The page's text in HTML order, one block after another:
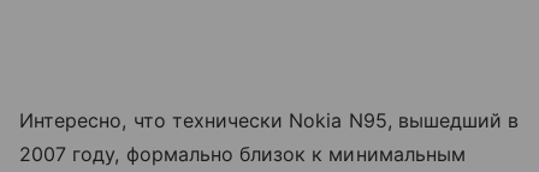
Интересно, что технически Nokia N95, вышедший в
2007 году, формально близок к минимальным